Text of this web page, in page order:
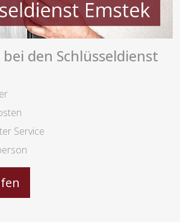
den Schlüsseldienst
Service